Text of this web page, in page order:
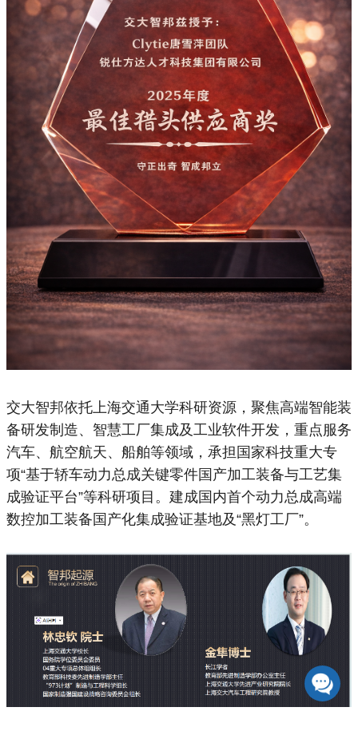
交大智邦依托上海交通大学科研资源，聚焦高端智能装
备研发制造、智慧工厂集成及工业软件开发，重点服务
汽车、航空航天、船舶等领域，承担国家科技重大专
项“基于轿车动力总成关键零件国产加工装备与工艺集
成验证平台”等科研项目。建成国内首个动力总成高端
数控加工装备国产化集成验证基地及“黑灯工厂”。